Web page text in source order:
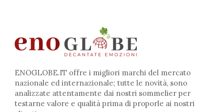
ENOGLOBE.IT offre i migliori marchi del mercato
nazionale ed internazionale; tutte le novità, sono
analizzate attentamente dai nostri sommelier per
testarne valore e qualità prima di proporle ai nostri